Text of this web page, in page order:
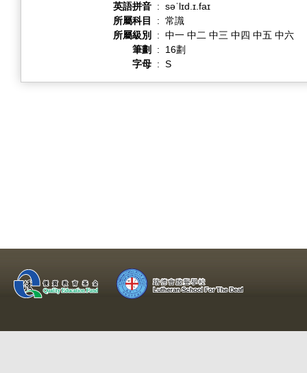
英語拼音 : səˈlɪd.ɪ.faɪ
所屬科目
: 常識
所屬級別
: 中一 中二 中三 中四 中五 中六
筆劃
:
16劃
字母 : S